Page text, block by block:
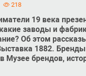
218
19 века
заводы и
Об этом
1882.
Музее брендов,